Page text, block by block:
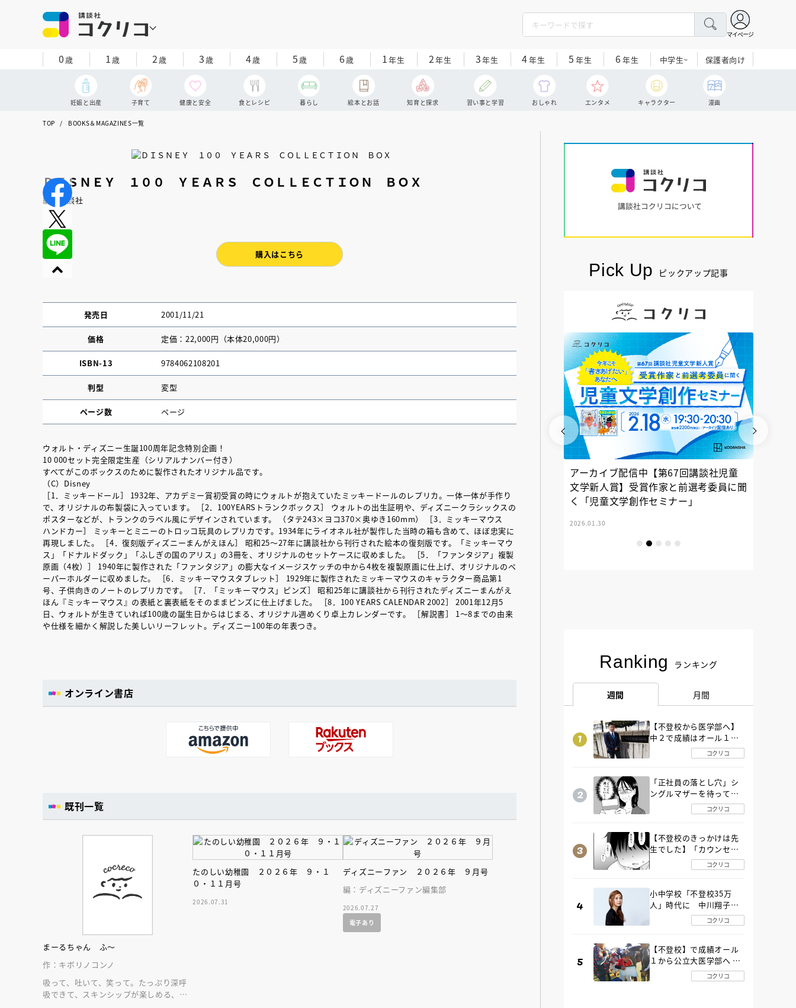
マイページ
0歳 1歳 2歳 3歳 4歳 5歳 6歳 1年生 2年生 3年生 4年生 5 年生 6年生 中学生~ 保護者向け
妊娠と出産 子育て 健康と安全 食とレシピ 暮らし 絵本とお話 知育と探求 習い事と学習 おしゃれ エンタメ キャラクター 漫画
TOP BOOKS＆MAGAZINES一覧
ＤＩＳＮＥＹ １００ ＹＥＡＲＳ ＣＯＬＬＥＣＴＩＯＮ ＢＯＸ
編：講談社
購入はこちら
発売日 2001/11/21
価格 定価：22,000円（本体20,000円）
ISBN-13 9784062108201
判型 変型
ページ数 ページ
ウォルト・ディズニー生誕100周年記念特別企画！
10 000セット完全限定生産（シリアルナンバー付き）
すべてがこのボックスのために製作されたオリジナル品です。
（C）Disney
［1．ミッキードール］ 1932年、アカデミー賞初受賞の時にウォルトが抱えていたミッキードールのレプリカ。一体一体が手作り
で、オリジナルの布製袋に入っています。 ［2．100YEARSトランクボックス］ ウォルトの出生証明や、ディズニークラシックスの
ポスターなどが、トランクのラベル風にデザインされています。 （タテ243×ヨコ370×奥ゆき160mm） ［3．ミッキーマウス
ハンドカー］ ミッキーとミニーのトロッコ玩具のレプリカです。1934年にライオネル社が製作した当時の箱も含めて、ほぼ忠実に
再現しました。 ［4．復刻版ディズニーまんがえほん］ 昭和25～27年に講談社から刊行された絵本の復刻版です。「ミッキーマウ
ス」「ドナルドダック」「ふしぎの国のアリス」の3冊を、オリジナルのセットケースに収めました。 ［5．「ファンタジア」複製
原画（4枚）］ 1940年に製作された「ファンタジア」の膨大なイメージスケッチの中から4枚を複製原画に仕上げ、オリジナルのペ
ーパーホルダーに収めました。 ［6．ミッキーマウスタブレット］ 1929年に製作されたミッキーマウスのキャラクター商品第1
号、子供向きのノートのレプリカです。 ［7．「ミッキーマウス」ピンズ］ 昭和25年に講談社から刊行されたディズニーまんがえ
ほん『ミッキーマウス』の表紙と裏表紙をそのままピンズに仕上げました。 ［8．100 YEARS CALENDAR 2002］ 2001年12月5
日、ウォルトが生きていれば100歳の誕生日からはじまる、オリジナル週めくり卓上カレンダーです。 ［解説書］ 1～8までの由来
や仕様を細かく解説した美しいリーフレット。ディズニー100年の年表つき。
オンライン書店
既刊一覧
まーるちゃん ふ～
作：キボリノコンノ
吸って、吐いて、笑って。たっぷり深呼
吸できて、スキンシップが楽しめる、大
たのしい幼稚園 ２０２６年 ９・１
０・１１月号
2026.07.31
ディズニーファン ２０２６年 ９月号
編：ディズニーファン編集部
2026.07.27
電子あり
Pick Up ピックアップ記事
『NO.６再会』（あさのあつこ）特設サ
2025.02.17 2026.03.31
アーカイブ配信中【第67回講談社児童
文学新人賞】受賞作家と前選考委員に聞
く「児童文学創作セミナー」
2026.01.30
Ranking ランキング
週間 月間
【不登校から医学部へ】
中２で成績はオール１
「昼夜逆転」したわが子
を”夜遊び”に連れ出した
コクリコ
「正社員の落とし穴」シ
ングルマザーを待ってい
た“魔の２年間”【後編】
コクリコ
【不登校のきっかけは先
生でした】「カウンセリ
ングの時間」生徒の情報
をバラしたのは…《第２
コクリコ
小中学校「不登校35万
人」時代に 中川翔子さ
んが審査委員長「不登校
生動画甲子園 2026」が開
コクリコ
【不登校】で成績オール
１から公立大医学部へ 中
２で起立性調節障害「治
るまで３年」の診断 その
コクリコ